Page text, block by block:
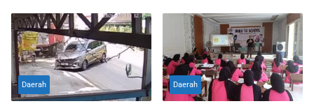
Daerah Daerah